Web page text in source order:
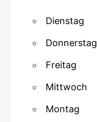
Dienstag
Donnerstag
Freitag
Mittwoch
Montag